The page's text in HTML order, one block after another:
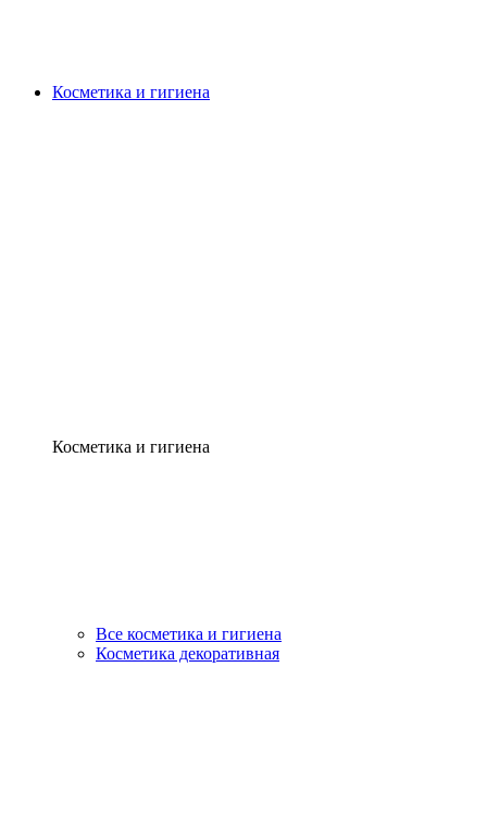
Косметика и гигиена
Косметика и гигиена
Все косметика и гигиена
Косметика декоративная